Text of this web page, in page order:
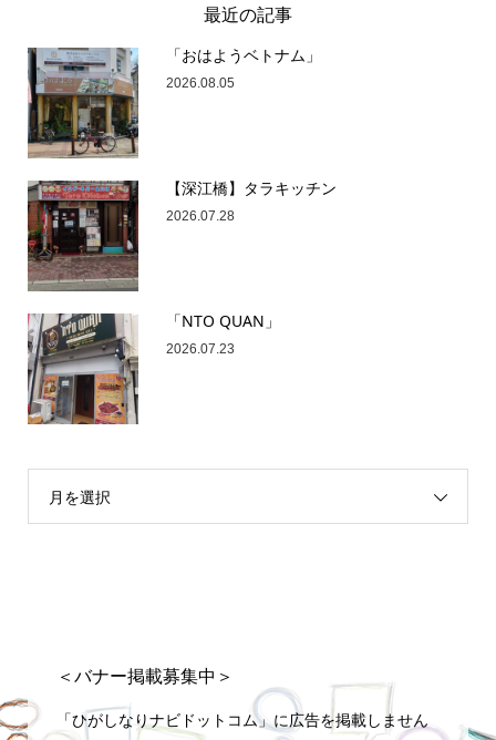
最近の記事
「おはようベトナム」
2026.08.05
【深江橋】タラキッチン
2026.07.28
「NTO QUAN」
2026.07.23
月を選択
＜バナー掲載募集中＞
「ひがしなりナビドットコム」に広告を掲載しません